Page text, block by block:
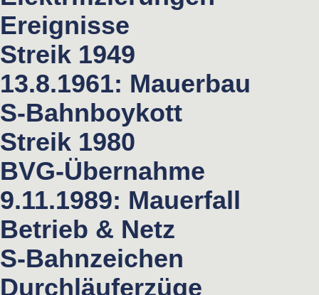
Ereignisse
Streik 1949
13.8.1961: Mauerbau
S-Bahnboykott
Streik 1980
BVG-Übernahme
9.11.1989: Mauerfall
Betrieb & Netz
S-Bahnzeichen
Durchläuferzüge